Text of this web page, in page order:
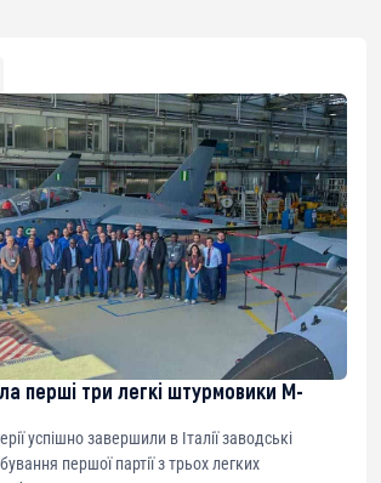
перші три легкі штурмовики M-
успішно завершили в Італії заводські
першої партії з трьох легких